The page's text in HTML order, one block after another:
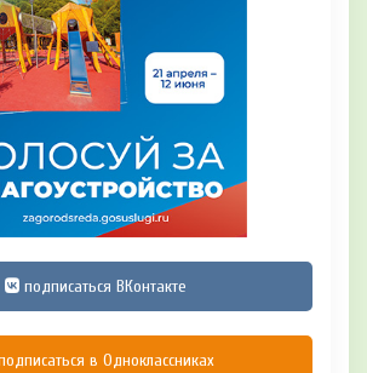
подписаться ВКонтакте
в Одноклассниках